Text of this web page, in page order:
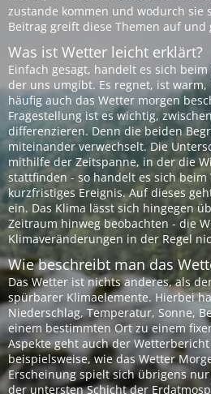
zustande kommen und wodurch sie
Beitrag greift diese Themen auf
Was ist Wetter leicht erklärt?
Einfach gesagt, handelt es sich
der uns umgibt. Es regnet, ist
häufig auch das Wetter morgen
Fragestellung ist es wichtig,
differenzieren. Denn die beiden
miteinander verwechselt. Die
mithilfe der Zeitspanne, in der die
stattfinden - so handelt es sich
kurzfristiges Ereignis. Auf dieses
ein. Das Klima lässt sich hingegen
Zeitraum hinweg beobachten - die
Klimaveränderungen in der Regel
Wie beschreibt man das
Das Wetter ist nichts anderes, als
spürbarer Klimaelemente. Hierbei
Niederschlag, Temperatur, Sonne,
einem bestimmten Ort zu einem
Aspekte geht auch der
beispielsweise, wie das Wetter
Erscheinung spielt sich übrigens
der untersten Schicht der